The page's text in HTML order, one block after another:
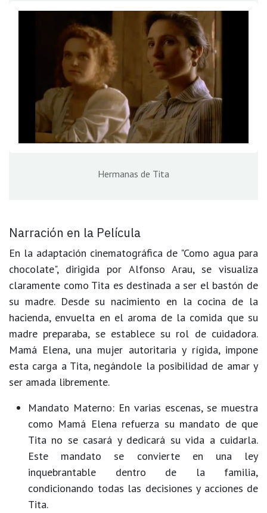
Hermanas de Tita
Narración en la Película
En la adaptación cinematográfica de "Como agua para
chocolate", dirigida por Alfonso Arau, se visualiza
claramente como Tita es destinada a ser el bastón de
su madre. Desde su nacimiento en la cocina de la
hacienda, envuelta en el aroma de la comida que su
madre preparaba, se establece su rol de cuidadora.
Mamá Elena, una mujer autoritaria y rígida, impone
esta carga a Tita, negándole la posibilidad de amar y
ser amada libremente.
Mandato Materno: En varias escenas, se muestra
como Mamá Elena refuerza su mandato de que
Tita no se casará y dedicará su vida a cuidarla.
Este mandato se convierte en una ley
inquebrantable dentro de la familia,
condicionando todas las decisiones y acciones de
Tita.